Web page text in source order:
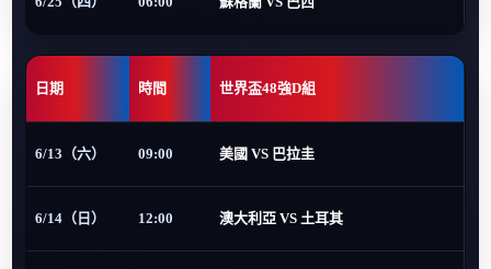
日期 時間 世界盃48強D組
6/13（六） 09:00 美國 VS 巴拉圭
6/14（日） 12:00 澳大利亞 VS 土耳其